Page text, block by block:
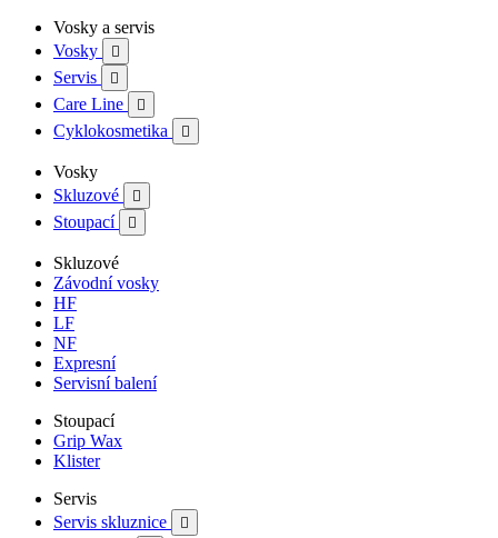
Vosky a servis
Vosky

Servis 
Care Line 
Cyklokosmetika 
Vosky
Skluzové

Stoupací 
Skluzové
Závodní vosky
HF
LF
NF
Expresní
Servisní balení
Stoupací
Grip Wax
Klister
Servis
Servis skluznice
